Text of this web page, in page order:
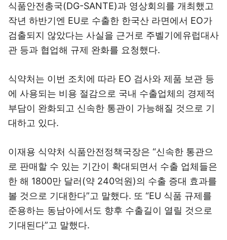
식품안전총국(DG-SANTE)과 영상회의를 개최했고
작년 하반기엔 EU로 수출한 한국산 라면에서 EO가
검출되지 않았다는 사실을 근거로 주벨기에유럽대사
관 등과 협업해 규제 완화를 요청했다.
식약처는 이번 조치에 따라 EO 검사와 제품 보관 등
에 사용되는 비용 절감으로 국내 수출업체의 경제적
부담이 완화되고 신속한 통관이 가능해질 것으로 기
대하고 있다.
이재용 식약처 식품안전정책국장은 “신속한 통관으
로 판매할 수 있는 기간이 확대되면서 수출 업체들은
한 해 1800만 달러(약 240억원)의 수출 증대 효과를
볼 것으로 기대한다”고 말했다. 또 “EU 식품 규제를
준용하는 동남아에서도 향후 수출길이 열릴 것으로
기대된다”고 말했다.